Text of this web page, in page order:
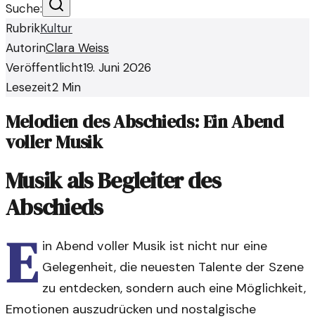
Suche:
RubrikKultur
AutorinClara Weiss
Veröffentlicht19. Juni 2026
Lesezeit2 Min
Melodien des Abschieds: Ein Abend
voller Musik
Musik als Begleiter des
Abschieds
E in Abend voller Musik ist nicht nur eine
Gelegenheit, die neuesten Talente der Szene
zu entdecken, sondern auch eine Möglichkeit,
Emotionen auszudrücken und nostalgische